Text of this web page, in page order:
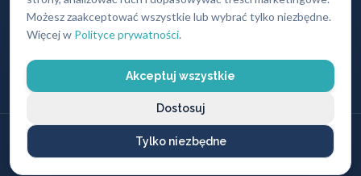
Możesz zaakceptować wszystkie lub wybrać tylko niezbędne.
Więcej w Polityce prywatności.
Akceptuj wszystkie
Tylko niezbędne
Dostosuj
Sklepy z zamkami w największych
ABC Zabezpieczeń. Wszystkie prawa zastrzeżone.
O nasUsługiOfertaBlogKontaktPolityka prywatności